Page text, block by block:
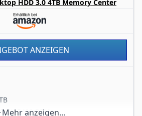
HDD 3.0 4TB Memory Center
ANZEIGEN
5400 RPM
Mehr anzeigen...